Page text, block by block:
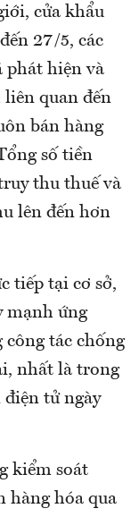
cửa khẩu
27/5, các
phát hiện và
quan đến
bán hàng
số tiền
thu thuế và
lên đến hơn
tiếp tại cơ sở,
mạnh ứng
tác chống
nhất là trong
tử ngày
kiểm soát
hàng hóa qua